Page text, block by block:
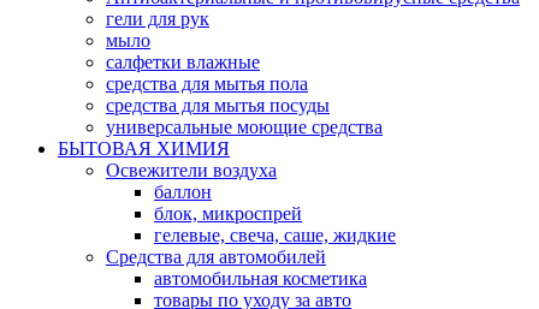
гели для рук
мыло
салфетки влажные
средства для мытья пола
средства для мытья посуды
универсальные моющие средства
БЫТОВАЯ ХИМИЯ
Освежители воздуха
баллон
блок, микроспрей
гелевые, свеча, саше, жидкие
Средства для автомобилей
автомобильная косметика
товары по уходу за авто